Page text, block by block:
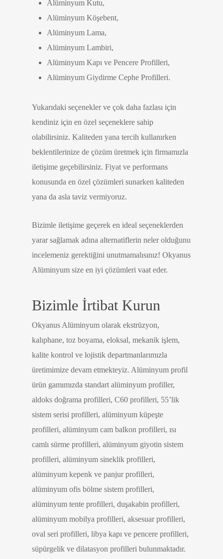
Alüminyum Kutu,
Alüminyum Köşebent,
Alüminyum Lama,
Alüminyum Lambiri,
Alüminyum Kapı ve Pencere Profilleri,
Alüminyum Giydirme Cephe Profilleri.
Yukarıdaki seçenekler ve çok daha fazlası için
kendiniz için en özel seçeneklere sahip
olabilirsiniz. Kaliteden yana tercih kullanırken
beklentilerinize de çözüm üretmek için firmamızla
iletişime geçebilirsiniz. Fiyat ve performans
konusunda en özel çözümleri sunarken kaliteden
yana da asla taviz vermiyoruz.
Bizimle iletişime geçerek en ideal seçeneklerden
yarar sağlamak adına alternatiflerin neler olduğunu
incelemeniz gerektiğini unutmamalısınız! Okyanus
Alüminyum size en iyi çözümleri vaat eder.
Bizimle İrtibat Kurun
Okyanus Alüminyum olarak ekstrüzyon,
kalıphane, toz boyama, eloksal, mekanik işlem,
kalite kontrol ve lojistik departmanlarımızla
üretimimize devam etmekteyiz. Alüminyum profil
ürün gamımızda standart alüminyum profiller,
aldoks doğrama profilleri, C60 profilleri, 55’lik
sistem serisi profilleri, alüminyum küpeşte
profilleri, alüminyum cam balkon profilleri, ısı
camlı sürme profilleri, alüminyum giyotin sistem
profilleri, alüminyum sineklik profilleri,
alüminyum kepenk ve panjur profilleri,
alüminyum ofis bölme sistem profilleri,
alüminyum tente profilleri, duşakabin profilleri,
alüminyum mobilya profilleri, aksesuar profilleri,
oval seri profilleri, libya kapı ve pencere profilleri,
süpürgelik ve dilatasyon profilleri bulunmaktadır.